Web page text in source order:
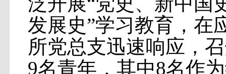
发展史”学习教育，在
所党总支迅速响应，
9名青年，其中8名作